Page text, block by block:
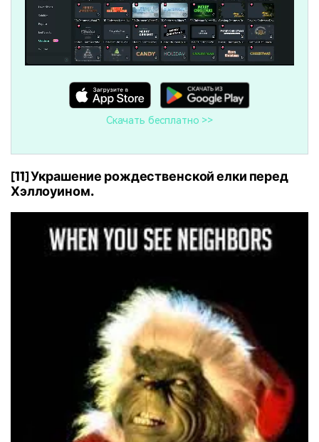
Скачать бесплатно >>
[11] Украшение рождественской елки перед
Хэллоуином.